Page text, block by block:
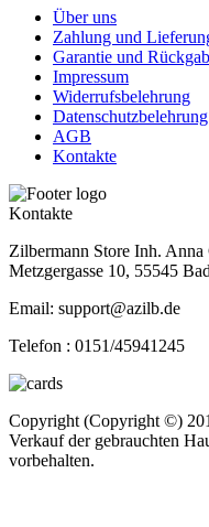
Über uns
Zahlung und
Garantie und
Impressum
Widerrufsbelehrung
Datenschutzbelehrung
AGB
Kontakte
Kontakte
Zilbermann Store Inh. Anna
Metzgergasse 10, 55545
Email: support@azilb.de
Telefon : 0151/45941245
Copyright (Copyright ©)
Verkauf der gebrauchten
vorbehalten.